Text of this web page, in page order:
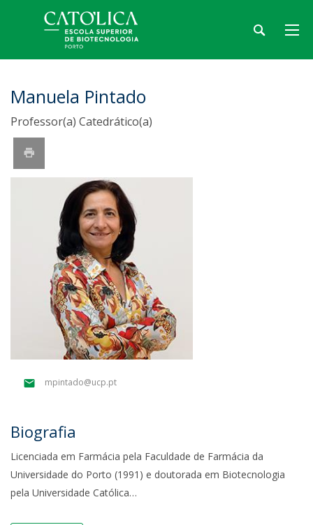
Manuela Pintado
Professor(a) Catedrático(a)
mpintado@ucp.pt
Biografia
Licenciada em Farmácia pela Faculdade de Farmácia da
Universidade do Porto (1991) e doutorada em Biotecnologia
pela Universidade Católica